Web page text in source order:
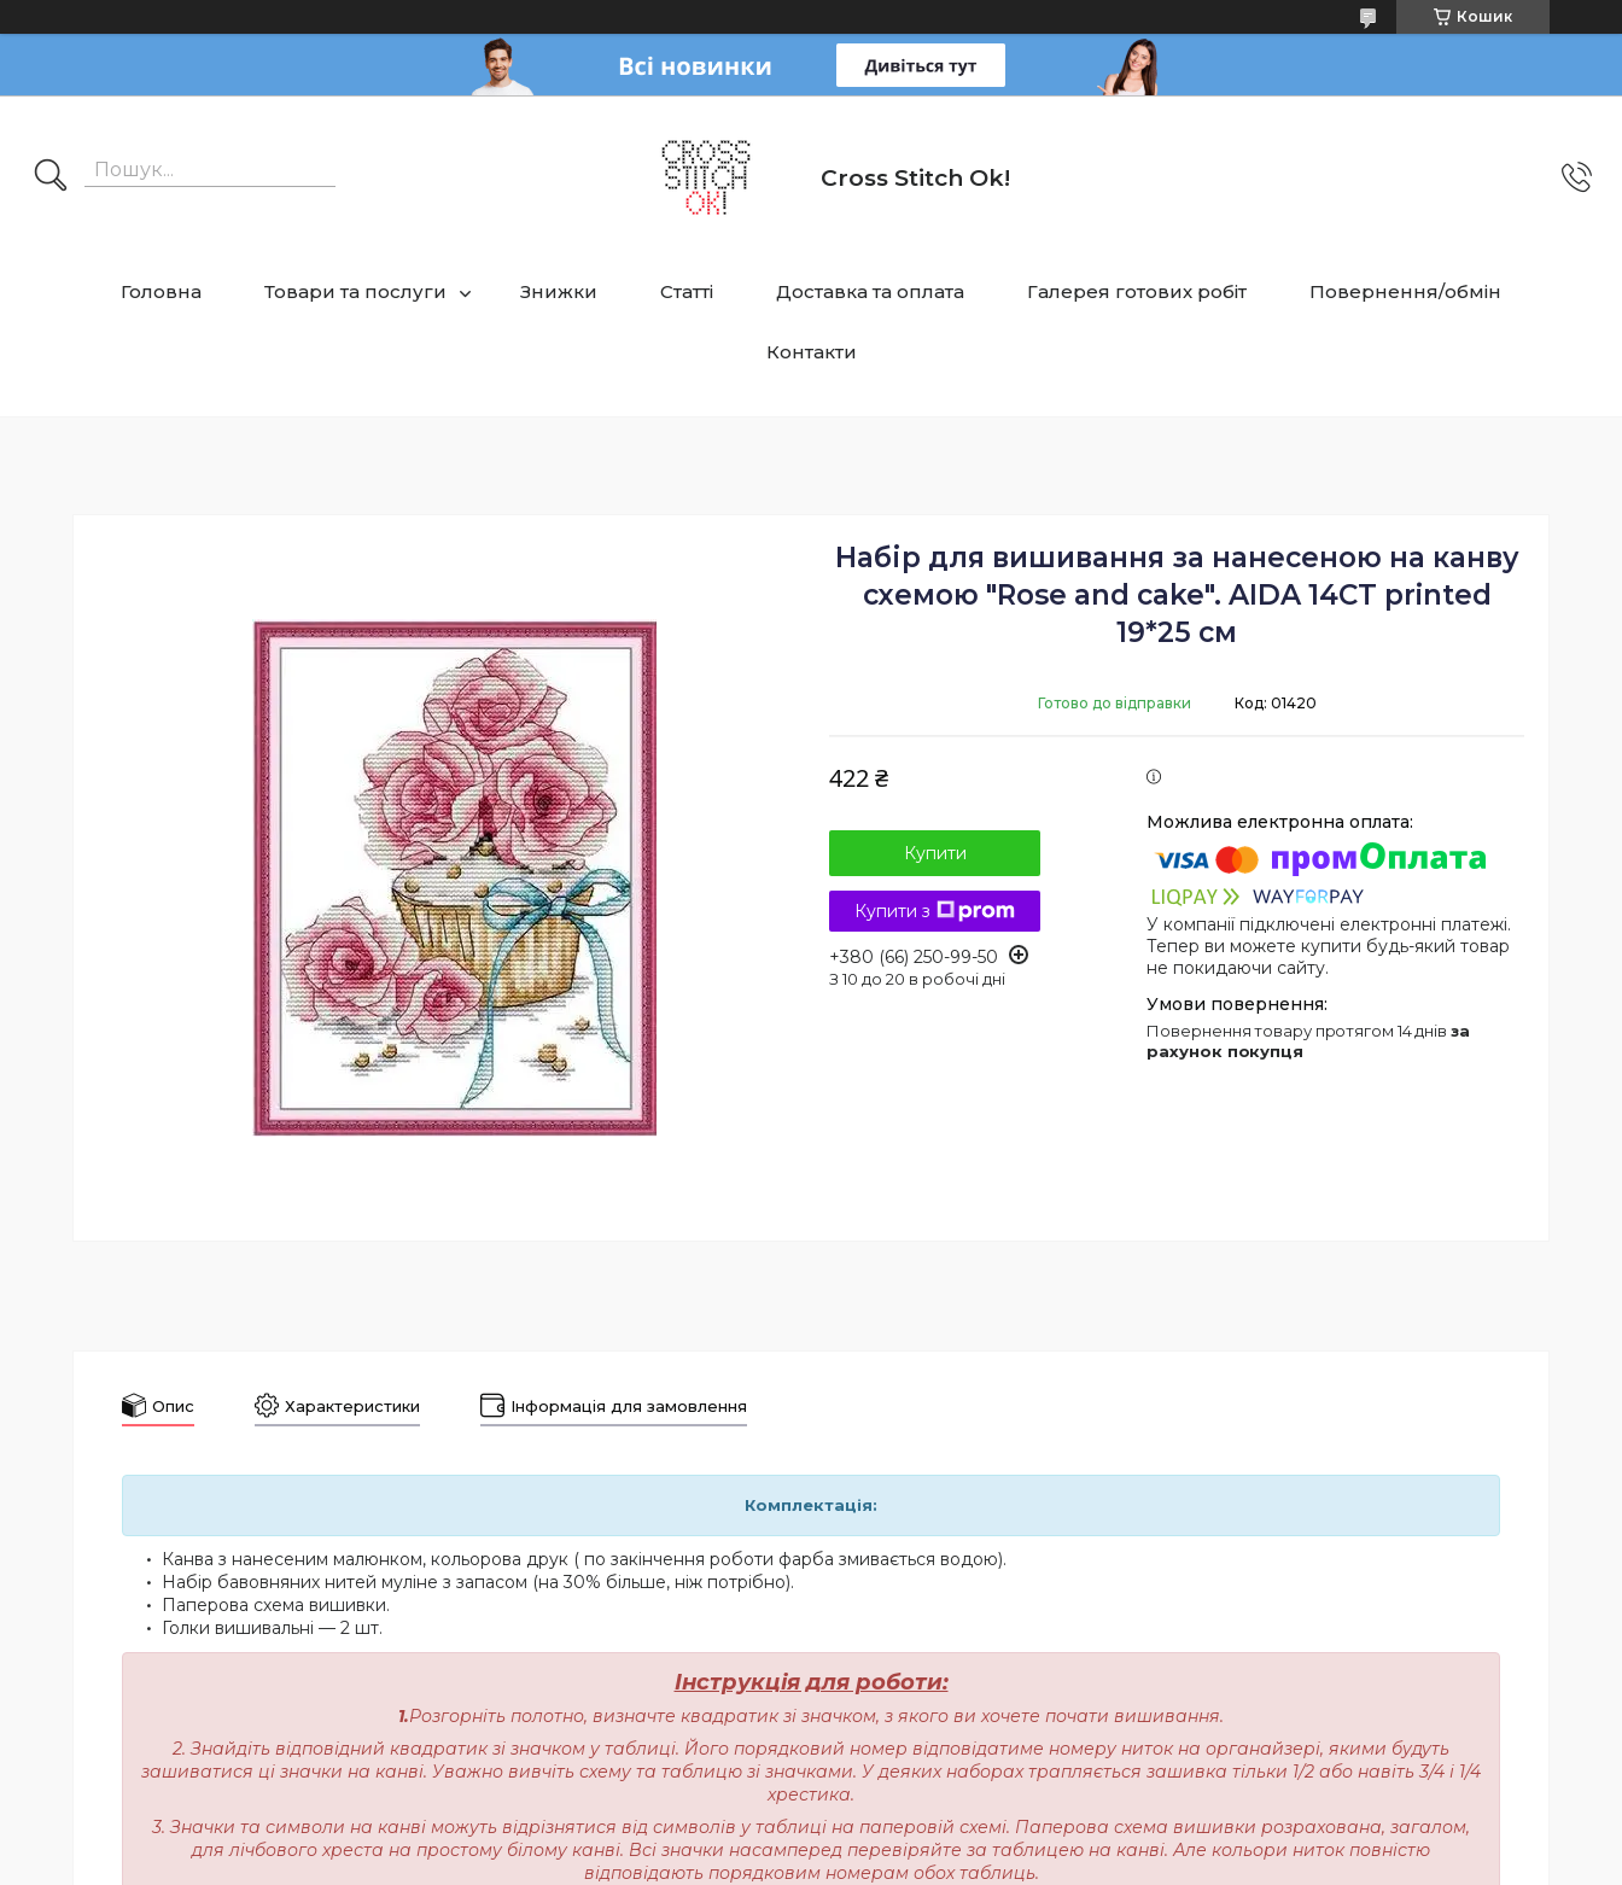
Кошик
Cross Stitch Ok!
Головна Товари та послуги Знижки Статті Доставка та оплата Галерея готових робіт Повернення/обмін
Контакти
Набір для вишивання за нанесеною на канву
схемою "Rose and cake". AIDA 14CT printed
19*25 см
Готово до відправки Код: 01420
422 ₴
Купити
Купити з
+380 (66) 250-99-50
З 10 до 20 в робочі дні
У компанії підключені електронні платежі.
Тепер ви можете купити будь-який товар
не покидаючи сайту.
повернення товару протягом 14 днів за
рахунок покупця
Опис Характеристики Інформація для замовлення
Комплектація:
Канва з нанесеним малюнком, кольорова друк ( по закінчення роботи фарба змивається водою).
Набір бавовняних нитей муліне з запасом (на 30% більше, ніж потрібно).
Паперова схема вишивки.
Голки вишивальні — 2 шт.
Інструкція для роботи:
1.Розгорніть полотно, визначте квадратик зі значком, з якого ви хочете почати вишивання.
2. Знайдіть відповідний квадратик зі значком у таблиці. Його порядковий номер відповідатиме номеру ниток на органайзері, якими будуть
зашиватися ці значки на канві. Уважно вивчіть схему та таблицю зі значками. У деяких наборах трапляється зашивка тільки 1/2 або навіть 3/4 і 1/4
хрестика.
3. Значки та символи на канві можуть відрізнятися від символів у таблиці на паперовій схемі. Паперова схема вишивки розрахована, загалом,
для лічбового хреста на простому білому канві. Всі значки насамперед перевіряйте за таблицею на канві. Але кольори ниток повністю
відповідають порядковим номерам обох таблиць.